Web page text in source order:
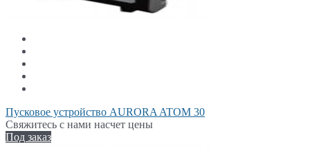
Пусковое устройство AURORA ATOM 30
Свяжитесь с нами насчет цены
Под заказ